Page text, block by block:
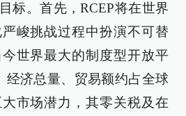
标。首先，RCEP将在世界
峻挑战过程中扮演不可替
世界最大的制度型开放平
经济总量、贸易额约占全球
市场潜力，其零关税及在